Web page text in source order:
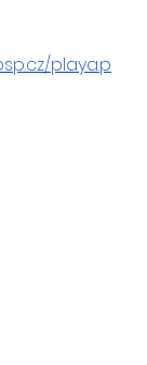
playa.p